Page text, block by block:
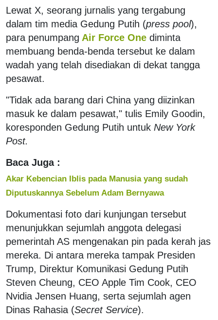
Lewat X, seorang jurnalis yang tergabung
dalam tim media Gedung Putih (press pool),
para penumpang Air Force One diminta
membuang benda-benda tersebut ke dalam
wadah yang telah disediakan di dekat tangga
pesawat.
"Tidak ada barang dari China yang diizinkan
masuk ke dalam pesawat," tulis Emily Goodin,
koresponden Gedung Putih untuk New York
Post.
Baca Juga :
Akar Kebencian Iblis pada Manusia yang sudah
Diputuskannya Sebelum Adam Bernyawa
Dokumentasi foto dari kunjungan tersebut
menunjukkan sejumlah anggota delegasi
pemerintah AS mengenakan pin pada kerah jas
mereka. Di antara mereka tampak Presiden
Trump, Direktur Komunikasi Gedung Putih
Steven Cheung, CEO Apple Tim Cook, CEO
Nvidia Jensen Huang, serta sejumlah agen
Dinas Rahasia (Secret Service).